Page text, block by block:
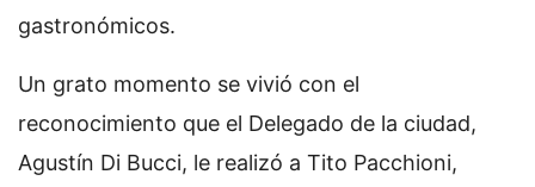
gastronómicos.
Un grato momento se vivió con el
reconocimiento que el Delegado de la ciudad,
Agustín Di Bucci, le realizó a Tito Pacchioni,